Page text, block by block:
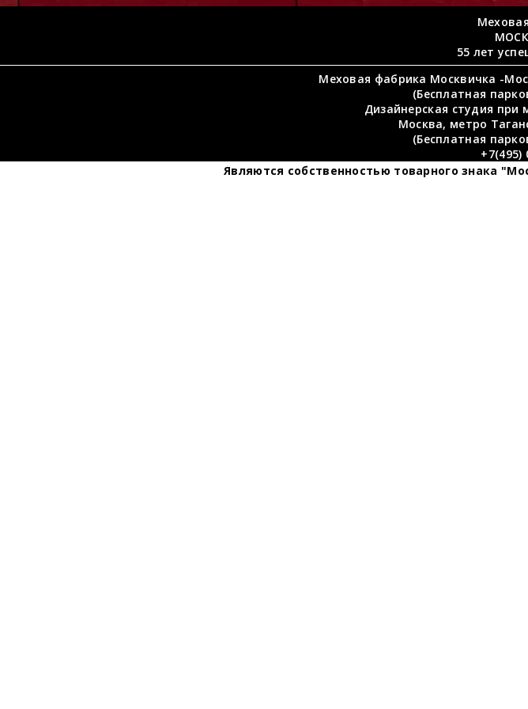
55 лет
Меховая фабрика Москвичка -
(Бесплатная
Дизайнерская студия
Москва, метро
(Бесплатная
+7(495)
Являются собственностью товарного знака